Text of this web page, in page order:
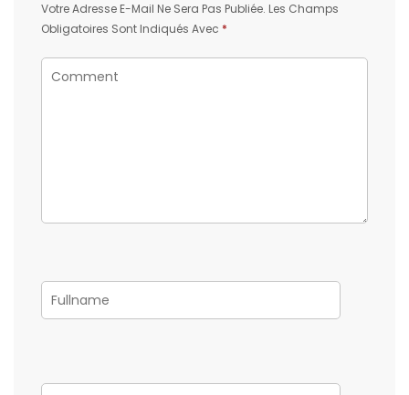
Votre Adresse E-Mail Ne Sera Pas Publiée. Les Champs
Obligatoires Sont Indiqués Avec *